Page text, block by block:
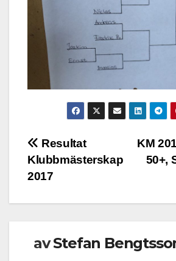
KM
50+,
Resultat
Klubbmästerskap
2017
avStefan